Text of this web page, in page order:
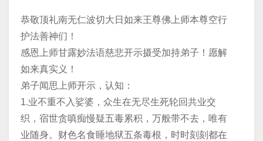
恭敬顶礼南无仁波切大日如来王尊佛上师本尊空行
护法善神们！
感恩上师甘露妙法语慈悲开示摄受加持弟子！愿解
如来真实义！
弟子闻思上师开示，认知：
1.业不重不入娑婆，众生在无尽生死轮回共业交
织，宿世贪嗔痴慢疑五毒累积，万般带不去，唯有
业随身。财色名食睡地狱五条毒根，时时刻刻都在